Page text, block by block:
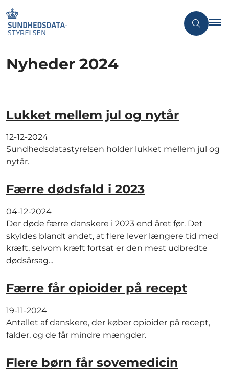
Nyheder 2024
Lukket mellem jul og nytår
12-12-2024
Sundhedsdatastyrelsen holder lukket mellem jul og
nytår.
Færre dødsfald i 2023
04-12-2024
Der døde færre danskere i 2023 end året før. Det
skyldes blandt andet, at flere lever længere tid med
kræft, selvom kræft fortsat er den mest udbredte
dødsårsag...
Færre får opioider på recept
19-11-2024
Antallet af danskere, der køber opioider på recept,
falder, og de får mindre mængder.
Flere børn får sovemedicin